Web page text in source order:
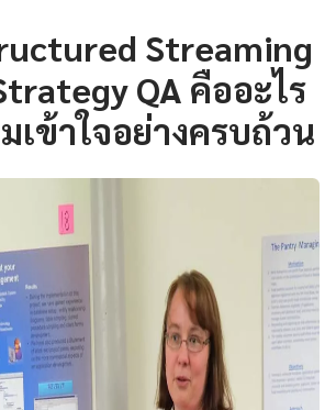
Streaming
QA คืออะไร
เข้าใจอย่างครบถ้วน